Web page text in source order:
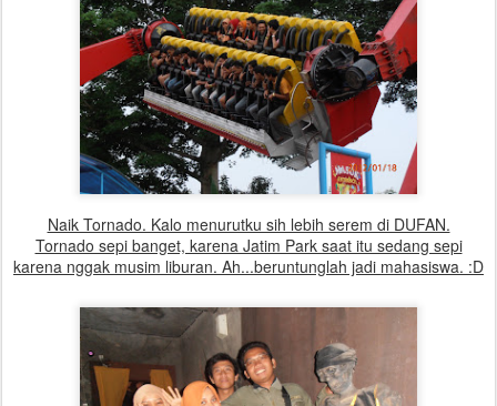
Naik Tornado. Kalo menurutku sih lebih serem di DUFAN.
Tornado sepi banget, karena Jatim Park saat itu sedang sepi
karena nggak musim liburan. Ah...beruntunglah jadi mahasiswa. :D